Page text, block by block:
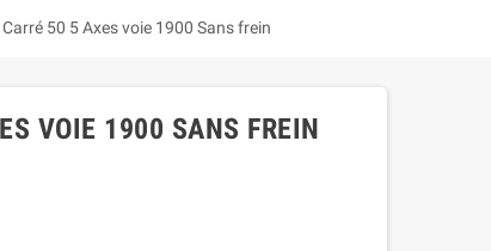
50 5 Axes voie 1900 Sans frein
VOIE 1900 SANS FREIN